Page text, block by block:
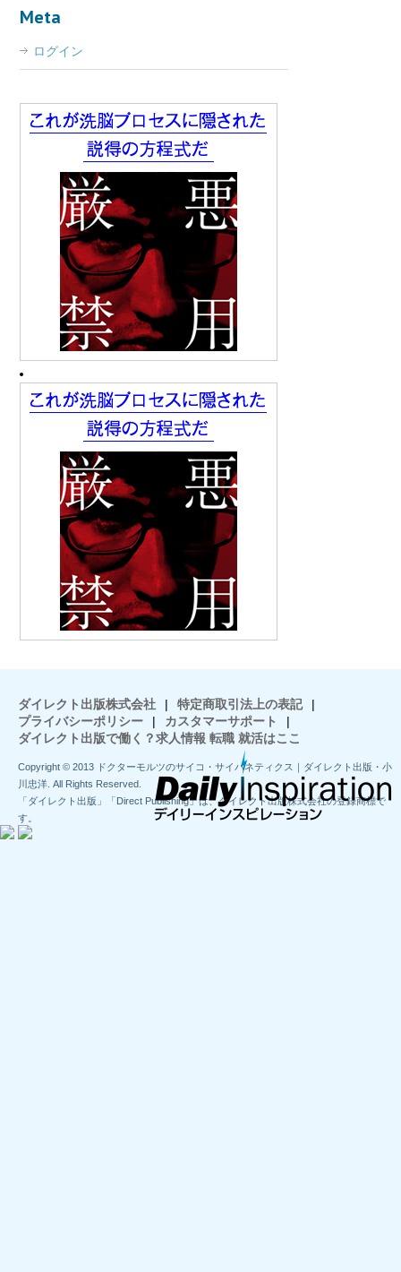
Meta
ログイン
ダイレクト出版株式会社 | 特定商取引法上の表記
|
プライバシーポリシー
| カスタマーサポート
|
ダイレクト出版で働く？求人情報 転職 就活はここ
Copyright © 2013 ドクターモルツのサイコ・サイバネティクス｜ダイレクト出版・小
川忠洋. All Rights Reserved.
「ダイレクト出版」「Direct Publishing」は、ダイレクト出版株式会社の登録商標で
す。